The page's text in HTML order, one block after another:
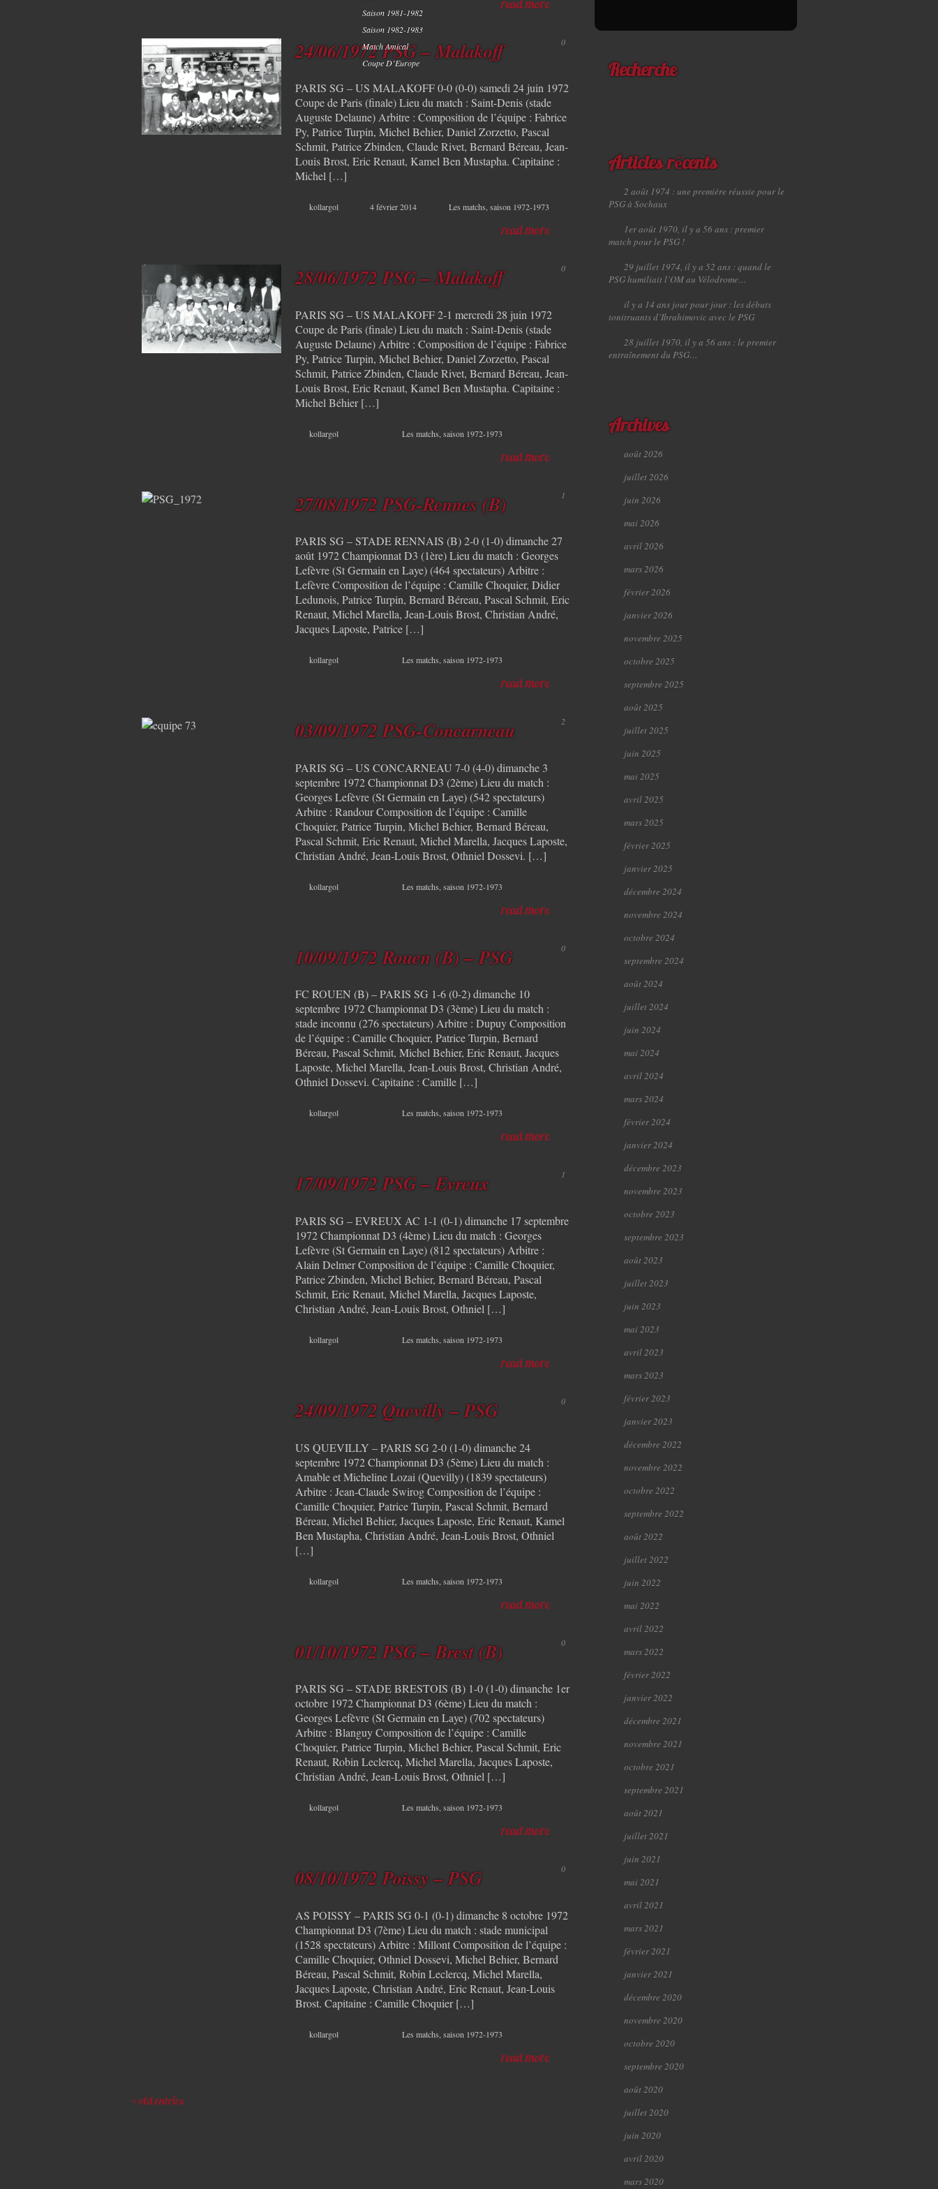
Saison 1981-1982
Saison 1982-1983
Match Amical
Coupe D’Europe
read more
0
24/06/1972 PSG – Malakoff
PARIS SG – US MALAKOFF 0-0 (0-0) samedi 24 juin 1972
Coupe de Paris (finale) Lieu du match : Saint-Denis (stade
Auguste Delaune) Arbitre : Composition de l’équipe : Fabrice
Py, Patrice Turpin, Michel Behier, Daniel Zorzetto, Pascal
Schmit, Patrice Zbinden, Claude Rivet, Bernard Béreau, Jean-
Louis Brost, Eric Renaut, Kamel Ben Mustapha. Capitaine :
Michel […]
kollargol 4 février 2014 Les matchs saison 1972-1973
read more
0
28/06/1972 PSG – Malakoff
PARIS SG – US MALAKOFF 2-1 mercredi 28 juin 1972
Coupe de Paris (finale) Lieu du match : Saint-Denis (stade
Auguste Delaune) Arbitre : Composition de l’équipe : Fabrice
Py, Patrice Turpin, Michel Behier, Daniel Zorzetto, Pascal
Schmit, Patrice Zbinden, Claude Rivet, Bernard Béreau, Jean-
Louis Brost, Eric Renaut, Kamel Ben Mustapha. Capitaine :
Michel Béhier […]
kollargol Les matchs saison 1972-1973
read more
1
27/08/1972 PSG-Rennes (B)
PARIS SG – STADE RENNAIS (B) 2-0 (1-0) dimanche 27
août 1972 Championnat D3 (1ère) Lieu du match : Georges
Lefèvre (St Germain en Laye) (464 spectateurs) Arbitre :
Lefèvre Composition de l’équipe : Camille Choquier, Didier
Ledunois, Patrice Turpin, Bernard Béreau, Pascal Schmit, Eric
Renaut, Michel Marella, Jean-Louis Brost, Christian André,
Jacques Laposte, Patrice […]
kollargol Les matchs,saison 1972-1973
read more
2
03/09/1972 PSG-Concarneau
PARIS SG – US CONCARNEAU 7-0 (4-0) dimanche 3
septembre 1972 Championnat D3 (2ème) Lieu du match :
Georges Lefèvre (St Germain en Laye) (542 spectateurs)
Arbitre : Randour Composition de l’équipe : Camille
Choquier, Patrice Turpin, Michel Behier, Bernard Béreau,
Pascal Schmit, Eric Renaut, Michel Marella, Jacques Laposte,
Christian André, Jean-Louis Brost, Othniel Dossevi. […]
kollargol Les matchs saison 1972-1973
read more
0
10/09/1972 Rouen (B) – PSG
FC ROUEN (B) – PARIS SG 1-6 (0-2) dimanche 10
septembre 1972 Championnat D3 (3ème) Lieu du match :
stade inconnu (276 spectateurs) Arbitre : Dupuy Composition
de l’équipe : Camille Choquier, Patrice Turpin, Bernard
Béreau, Pascal Schmit, Michel Behier, Eric Renaut, Jacques
Laposte, Michel Marella, Jean-Louis Brost, Christian André,
Othniel Dossevi. Capitaine : Camille […]
kollargol Les matchs,saison 1972-1973
read more
1
17/09/1972 PSG – Evreux
PARIS SG – EVREUX AC 1-1 (0-1) dimanche 17 septembre
1972 Championnat D3 (4ème) Lieu du match : Georges
Lefèvre (St Germain en Laye) (812 spectateurs) Arbitre :
Alain Delmer Composition de l’équipe : Camille Choquier,
Patrice Zbinden, Michel Behier, Bernard Béreau, Pascal
Schmit, Eric Renaut, Michel Marella, Jacques Laposte,
Christian André, Jean-Louis Brost, Othniel […]
kollargol Les matchs saison 1972-1973
read more
0
24/09/1972 Quevilly – PSG
US QUEVILLY – PARIS SG 2-0 (1-0) dimanche 24
septembre 1972 Championnat D3 (5ème) Lieu du match :
Amable et Micheline Lozai (Quevilly) (1839 spectateurs)
Arbitre : Jean-Claude Swirog Composition de l’équipe :
Camille Choquier, Patrice Turpin, Pascal Schmit, Bernard
Béreau, Michel Behier, Jacques Laposte, Eric Renaut, Kamel
Ben Mustapha, Christian André, Jean-Louis Brost, Othniel
[…]
kollargol Les matchs saison 1972-1973
read more
0
01/10/1972 PSG – Brest (B)
PARIS SG – STADE BRESTOIS (B) 1-0 (1-0) dimanche 1er
octobre 1972 Championnat D3 (6ème) Lieu du match :
Georges Lefèvre (St Germain en Laye) (702 spectateurs)
Arbitre : Blanguy Composition de l’équipe : Camille
Choquier, Patrice Turpin, Michel Behier, Pascal Schmit, Eric
Renaut, Robin Leclercq, Michel Marella, Jacques Laposte,
Christian André, Jean-Louis Brost, Othniel […]
kollargol Les matchs,saison 1972-1973
read more
0
08/10/1972 Poissy – PSG
AS POISSY – PARIS SG 0-1 (0-1) dimanche 8 octobre 1972
Championnat D3 (7ème) Lieu du match : stade municipal
(1528 spectateurs) Arbitre : Millont Composition de l’équipe :
Camille Choquier, Othniel Dossevi, Michel Behier, Bernard
Béreau, Pascal Schmit, Robin Leclercq, Michel Marella,
Jacques Laposte, Christian André, Eric Renaut, Jean-Louis
Brost. Capitaine : Camille Choquier […]
kollargol Les matchs saison 1972-1973
read more
« old entries
Recherche
Articles récents
2 août 1974 : une première réussie pour le
PSG à Sochaux
1er août 1970, il y a 56 ans : premier
match pour le PSG !
29 juillet 1974, il y a 52 ans : quand le
PSG humiliait l’OM au Vélodrome…
il y a 14 ans jour pour jour : les débuts
tonitruants d’Ibrahimovic avec le PSG
28 juillet 1970, il y a 56 ans : le premier
entraînement du PSG…
Archives
août 2026
juillet 2026
juin 2026
mai 2026
avril 2026
mars 2026
février 2026
janvier 2026
novembre 2025
octobre 2025
septembre 2025
août 2025
juillet 2025
juin 2025
mai 2025
avril 2025
mars 2025
février 2025
janvier 2025
décembre 2024
novembre 2024
octobre 2024
septembre 2024
août 2024
juillet 2024
juin 2024
mai 2024
avril 2024
mars 2024
février 2024
janvier 2024
décembre 2023
novembre 2023
octobre 2023
septembre 2023
août 2023
juillet 2023
juin 2023
mai 2023
avril 2023
mars 2023
février 2023
janvier 2023
décembre 2022
novembre 2022
octobre 2022
septembre 2022
août 2022
juillet 2022
juin 2022
mai 2022
avril 2022
mars 2022
février 2022
janvier 2022
décembre 2021
novembre 2021
octobre 2021
septembre 2021
août 2021
juillet 2021
juin 2021
mai 2021
avril 2021
mars 2021
février 2021
janvier 2021
décembre 2020
novembre 2020
octobre 2020
septembre 2020
août 2020
juillet 2020
juin 2020
avril 2020
mars 2020